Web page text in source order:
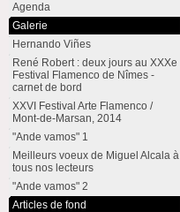
Agenda
Galerie
Hernando Viñes
René Robert : deux jours au XXXe
Festival Flamenco de Nîmes -
carnet de bord
XXVI Festival Arte Flamenco /
Mont-de-Marsan, 2014
"Ande vamos" 1
Meilleurs voeux de Miguel Alcala à
tous nos lecteurs
"Ande vamos" 2
Articles de fond